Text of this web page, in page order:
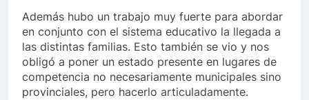
Además hubo un trabajo muy fuerte para abordar
en conjunto con el sistema educativo la llegada a
las distintas familias. Esto también se vio y nos
obligó a poner un estado presente en lugares de
competencia no necesariamente municipales sino
provinciales, pero hacerlo articuladamente.